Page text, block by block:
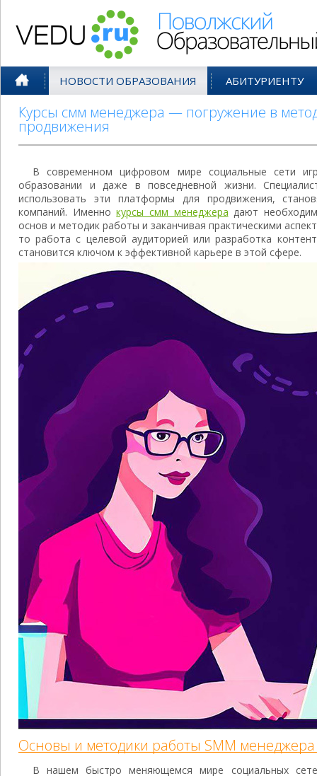
НОВОСТИ ОБРАЗОВАНИЯ АБИТУРИЕНТУ
Курсы смм менеджера — погружение в
продвижения
В современном цифровом мире социальные сети
образовании и даже в повседневной жизни.
использовать эти платформы для продвижения,
компаний. Именнокурсы смм менеджера дают
основ и методик работы и заканчивая практическими
то работа с целевой аудиторией или разработка
становится ключом к эффективной карьере в этой сфере.
Основы и методики работы SMM менеджера
В нашем быстро меняющемся мире социальных